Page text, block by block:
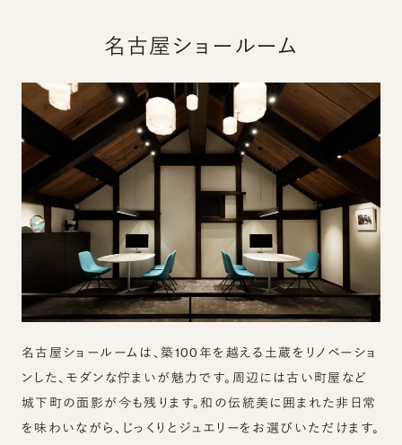
名古屋ショールーム
名古屋ショールームは、築100年を越える土蔵をリノベーショ
ンした、モダンな佇まいが魅力です。周辺には古い町屋など
城下町の面影が今も残ります。和の伝統美に囲まれた非日常
を味わいながら、じっくりとジュエリーをお選びいただけます。